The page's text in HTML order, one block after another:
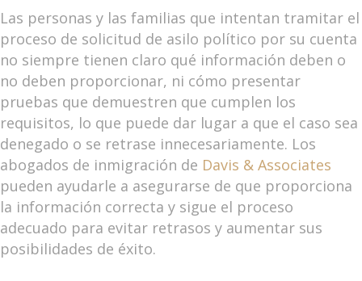
Las personas y las familias que intentan tramitar el
proceso de solicitud de asilo político por su cuenta
no siempre tienen claro qué información deben o
no deben proporcionar, ni cómo presentar
pruebas que demuestren que cumplen los
requisitos, lo que puede dar lugar a que el caso sea
denegado o se retrase innecesariamente. Los
abogados de inmigración de Davis & Associates
pueden ayudarle a asegurarse de que proporciona
la información correcta y sigue el proceso
adecuado para evitar retrasos y aumentar sus
posibilidades de éxito.